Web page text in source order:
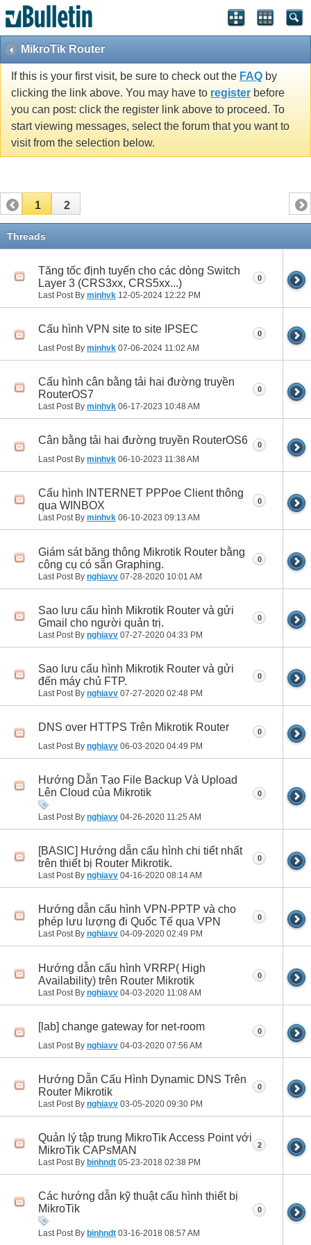
MikroTik Router
If this is your first visit, be sure to check out the FAQ by
clicking the link above. You may have to register before
you can post: click the register link above to proceed. To
start viewing messages, select the forum that you want to
visit from the selection below.
1 2
Threads
Tăng tốc định tuyến cho các dòng Switch
Layer 3 (CRS3xx, CRS5xx...)
Last Post By minhvk 12-05-2024 12:22 PM
0
Cấu hình VPN site to site IPSEC
Last Post By minhvk 07-06-2024 11:02 AM
0
Cấu hình cân bằng tải hai đường truyền
RouterOS7
Last Post By minhvk 06-17-2023 10:48 AM
0
Cân bằng tải hai đường truyền RouterOS6
Last Post By minhvk 06-10-2023 11:38 AM
0
Cấu hình INTERNET PPPoe Client thông
qua WINBOX
Last Post By minhvk 06-10-2023 09:13 AM
0
Giám sát băng thông Mikrotik Router bằng
công cụ có sẵn Graphing.
Last Post By nghiavv 07-28-2020 10:01 AM
0
Sao lưu cấu hình Mikrotik Router và gửi
Gmail cho người quản trị.
Last Post By nghiavv 07-27-2020 04:33 PM
0
Sao lưu cấu hình Mikrotik Router và gửi
đến máy chủ FTP.
Last Post By nghiavv 07-27-2020 02:48 PM
0
DNS over HTTPS Trên Mikrotik Router
Last Post By nghiavv 06-03-2020 04:49 PM
0
Hướng Dẫn Tạo File Backup Và Upload
Lên Cloud của Mikrotik
Last Post By nghiavv 04-26-2020 11:25 AM
0
[BASIC] Hướng dẫn cấu hình chi tiết nhất
trên thiết bị Router Mikrotik.
Last Post By nghiavv 04-16-2020 08:14 AM
0
Hướng dẫn cấu hình VPN-PPTP và cho
phép lưu lượng đi Quốc Tế qua VPN
Last Post By nghiavv 04-09-2020 02:49 PM
0
Hướng dẫn cấu hình VRRP( High
Availability) trên Router Mikrotik
Last Post By nghiavv 04-03-2020 11:08 AM
0
[lab] change gateway for net-room
Last Post By nghiavv 04-03-2020 07:56 AM
0
Hướng Dẫn Cấu Hình Dynamic DNS Trên
Router Mikrotik
Last Post By nghiavv 03-05-2020 09:30 PM
0
Quản lý tập trung MikroTik Access Point với
MikroTik CAPsMAN
Last Post By binhndt 05-23-2018 02:38 PM
2
Các hướng dẫn kỹ thuật cấu hình thiết bị
MikroTik
Last Post By binhndt 03-16-2018 08:57 AM
0